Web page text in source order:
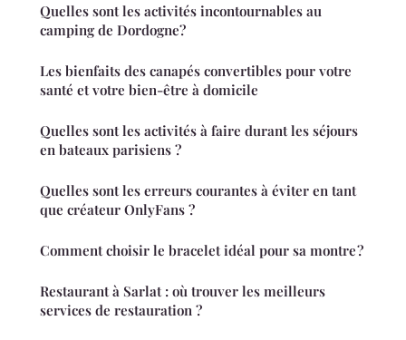
Quelles sont les activités incontournables au
camping de Dordogne?
Les bienfaits des canapés convertibles pour votre
santé et votre bien-être à domicile
Quelles sont les activités à faire durant les séjours
en bateaux parisiens ?
Quelles sont les erreurs courantes à éviter en tant
que créateur OnlyFans ?
Comment choisir le bracelet idéal pour sa montre ?
Restaurant à Sarlat : où trouver les meilleurs
services de restauration ?